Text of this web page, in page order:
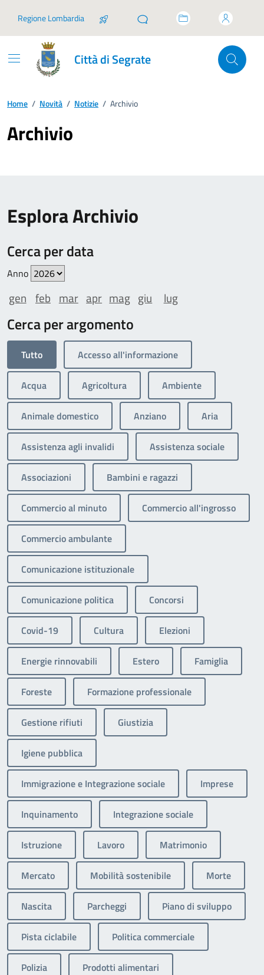
Regione Lombardia
Città di Segrate
Home / Novità / Notizie / Archivio
Archivio
Esplora Archivio
Cerca per data
Anno
gen feb mar apr mag giu lug
Cerca per argomento
Tutto Accesso all'informazione
Acqua Agricoltura Ambiente
Animale domestico Anziano Aria
Assistenza agli invalidi Assistenza sociale
Associazioni Bambini e ragazzi
Commercio al minuto Commercio all'ingrosso
Commercio ambulante
Comunicazione istituzionale
Comunicazione politica Concorsi
Covid-19 Cultura Elezioni
Energie rinnovabili Estero Famiglia
Foreste Formazione professionale
Gestione rifiuti Giustizia
Igiene pubblica
Immigrazione e Integrazione sociale Imprese
Inquinamento Integrazione sociale
Istruzione Lavoro Matrimonio
Mercato Mobilità sostenibile Morte
Nascita Parcheggi Piano di sviluppo
Pista ciclabile Politica commerciale
Polizia Prodotti alimentari